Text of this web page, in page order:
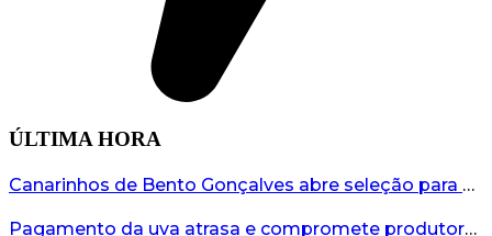
ÚLTIMA HORA
Canarinhos de Bento Gonçalves abre seleção para novos integrantes...
Pagamento da uva atrasa e compromete produtores...